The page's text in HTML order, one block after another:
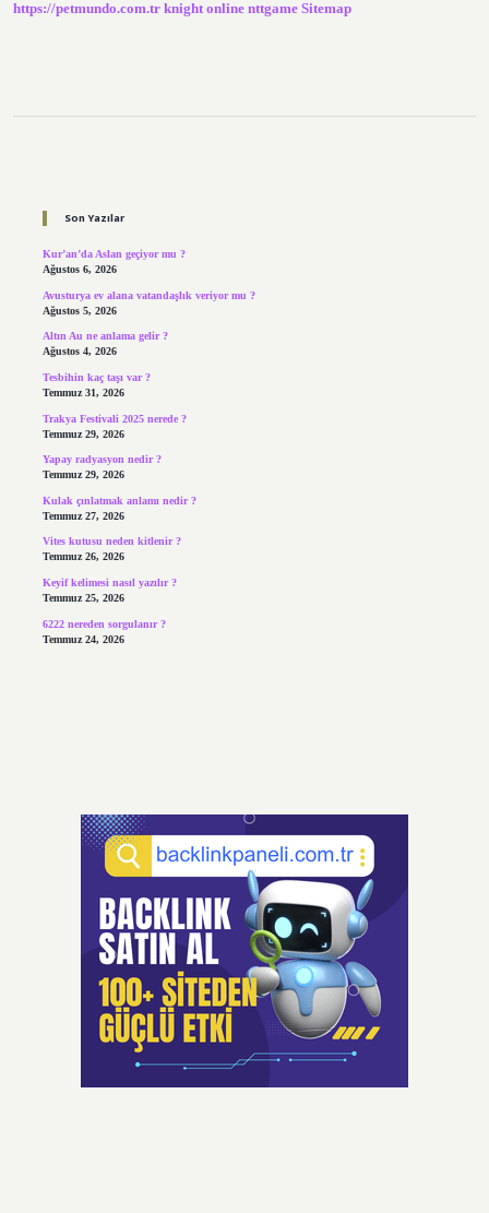
https://petmundo.com.tr knight online nttgame Sitemap
Son Yazılar
Kur’an’da Aslan geçiyor mu ?
Ağustos 6, 2026
Avusturya ev alana vatandaşlık veriyor mu ?
Ağustos 5, 2026
Altın Au ne anlama gelir ?
Ağustos 4, 2026
Tesbihin kaç taşı var ?
Temmuz 31, 2026
Trakya Festivali 2025 nerede ?
Temmuz 29, 2026
Yapay radyasyon nedir ?
Temmuz 29, 2026
Kulak çınlatmak anlamı nedir ?
Temmuz 27, 2026
Vites kutusu neden kitlenir ?
Temmuz 26, 2026
Keyif kelimesi nasıl yazılır ?
Temmuz 25, 2026
6222 nereden sorgulanır ?
Temmuz 24, 2026